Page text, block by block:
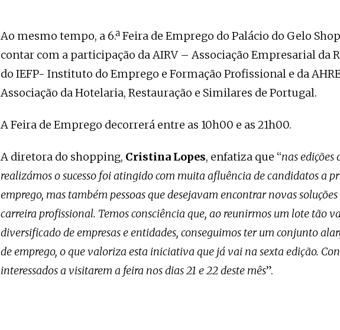
Ao mesmo tempo, a 6.ª Feira de Emprego do Palácio do Gelo
contar com a participação da AIRV – Associação Empresarial da
do IEFP- Instituto do Emprego e Formação Profissional e da
Associação da Hotelaria, Restauração e Similares de Portugal.
A Feira de Emprego decorrerá entre as 10h00 e as 21h00.
A diretora do shopping, Cristina Lopes, enfatiza que “nas edições
realizámos o sucesso foi atingido com muita afluência de candidatos a
emprego, mas também pessoas que desejavam encontrar novas
carreira profissional. Temos consciência que, ao reunirmos um lote tão
diversificado de empresas e entidades, conseguimos ter um conjunto
de emprego, o que valoriza esta iniciativa que já vai na sexta edição.
interessados a visitarem a feira nos dias 21 e 22 deste mês”.